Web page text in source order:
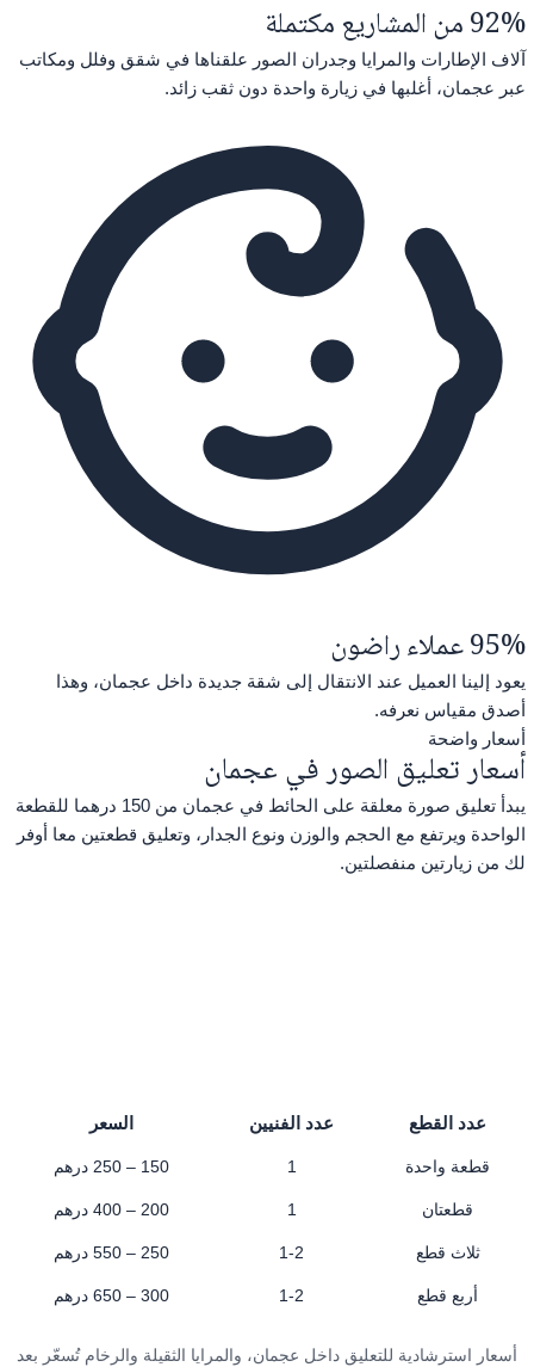
92% من المشاريع مكتملة
آلاف الإطارات والمرايا وجدران الصور علقناها في شقق وفلل ومكاتب
عبر عجمان، أغلبها في زيارة واحدة دون ثقب زائد.
95% عملاء راضون
يعود إلينا العميل عند الانتقال إلى شقة جديدة داخل عجمان، وهذا
أصدق مقياس نعرفه.
أسعار واضحة
أسعار تعليق الصور في عجمان
يبدأ تعليق صورة معلقة على الحائط في عجمان من 150 درهما للقطعة
الواحدة ويرتفع مع الحجم والوزن ونوع الجدار، وتعليق قطعتين معا أوفر
لك من زيارتين منفصلتين.
عدد القطع عدد الفنيين السعر
قطعة واحدة 1 150 – 250 درهم
قطعتان 1 200 – 400 درهم
ثلاث قطع 1-2 250 – 550 درهم
أربع قطع 1-2 300 – 650 درهم
أسعار استرشادية للتعليق داخل عجمان، والمرايا الثقيلة والرخام تُسعّر بعد